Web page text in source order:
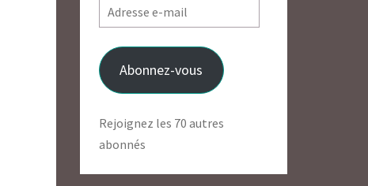
Adresse
e-
mail
Abonnez-vous
Rejoignez les 70 autres
abonnés